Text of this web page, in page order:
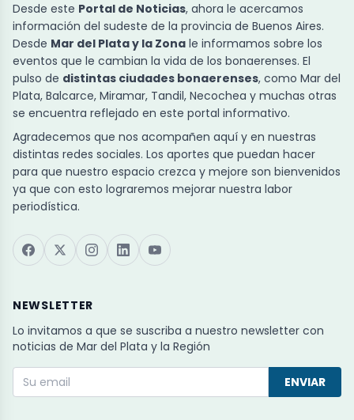
Desde este Portal de Noticias, ahora le acercamos
información del sudeste de la provincia de Buenos Aires.
Desde Mar del Plata y la Zona le informamos sobre los
eventos que le cambian la vida de los bonaerenses. El
pulso de distintas ciudades bonaerenses, como Mar del
Plata, Balcarce, Miramar, Tandil, Necochea y muchas otras
se encuentra reflejado en este portal informativo.
Agradecemos que nos acompañen aquí y en nuestras
distintas redes sociales. Los aportes que puedan hacer
para que nuestro espacio crezca y mejore son bienvenidos
ya que con esto lograremos mejorar nuestra labor
periodística.
NEWSLETTER
Lo invitamos a que se suscriba a nuestro newsletter con
noticias de Mar del Plata y la Región
ENVIAR